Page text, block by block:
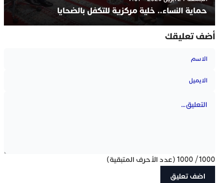
حماية النساء.. خلية مركزية للتكفل بالضحايا
أضف تعليقك
1000
/
1000 (عدد الأحرف المتبقية)